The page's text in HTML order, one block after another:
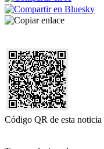
Código QR de esta noticia